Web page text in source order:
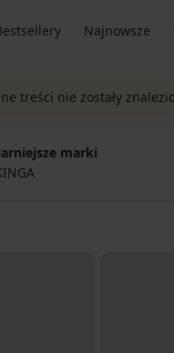
Najnowsze
treści nie zostały
marki